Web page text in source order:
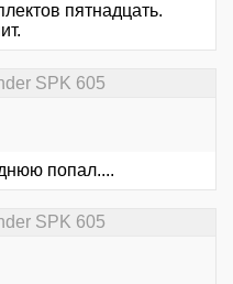
пятнадцать.
SPK 605
попал....
SPK 605